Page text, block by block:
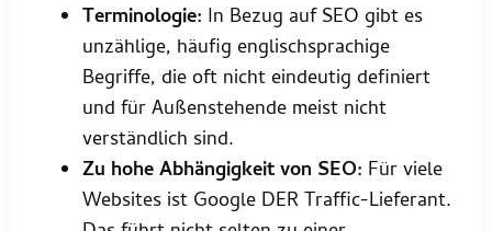
Terminologie: In Bezug auf SEO gibt es
unzählige, häufig englischsprachige
Begriffe, die oft nicht eindeutig definiert
und für Außenstehende meist nicht
verständlich sind.
Zu hohe Abhängigkeit von SEO: Für viele
Websites ist Google DER Traffic-Lieferant.